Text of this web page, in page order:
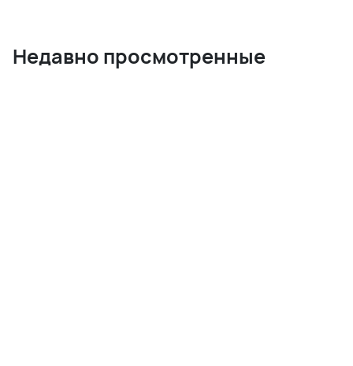
Недавно просмотренные